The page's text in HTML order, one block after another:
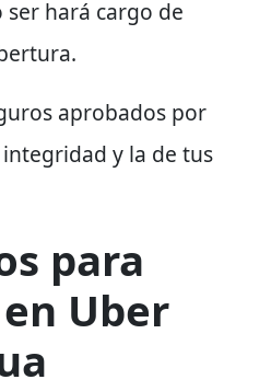
hará cargo de
aprobados por
y la de tus
para
Uber